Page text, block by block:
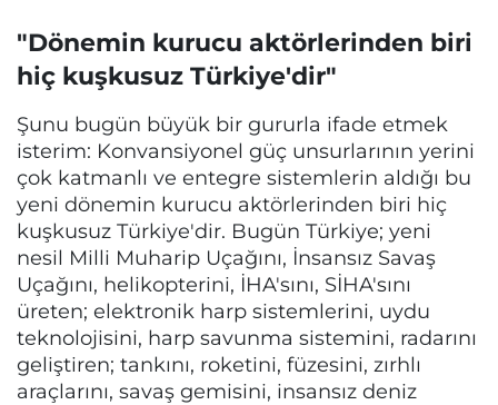
"Dönemin kurucu aktörlerinden biri
hiç kuşkusuz Türkiye'dir"
Şunu bugün büyük bir gururla ifade etmek
isterim: Konvansiyonel güç unsurlarının yerini
çok katmanlı ve entegre sistemlerin aldığı bu
yeni dönemin kurucu aktörlerinden biri hiç
kuşkusuz Türkiye'dir. Bugün Türkiye; yeni
nesil Milli Muharip Uçağını, İnsansız Savaş
Uçağını, helikopterini, İHA'sını, SİHA'sını
üreten; elektronik harp sistemlerini, uydu
teknolojisini, harp savunma sistemini, radarını
geliştiren; tankını, roketini, füzesini, zırhlı
araçlarını, savaş gemisini, insansız deniz